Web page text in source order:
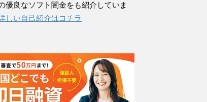
優良なソフト闇金をも紹介していま
しい自己紹介はコチラ